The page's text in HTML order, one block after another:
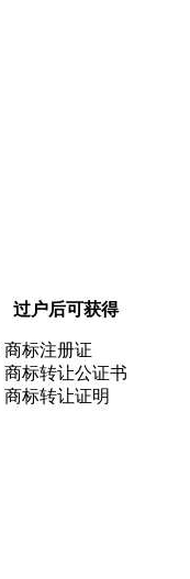
过户后可获得
商标注册证
商标转让公证书
商标转让证明